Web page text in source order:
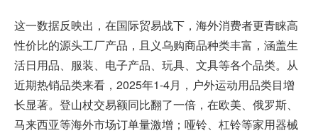
这一数据反映出，在国际贸易战下，海外消费者更青睐高
性价比的源头工厂产品，且义乌购商品种类丰富，涵盖生
活日用品、服装、电子产品、玩具、文具等各个品类。从
近期热销品类来看，2025年1-4月，户外运动用品类目增
长显著。登山杖交易额同比翻了一倍，在欧美、俄罗斯、
马来西亚等海外市场订单量激增；哑铃、杠铃等家用器械